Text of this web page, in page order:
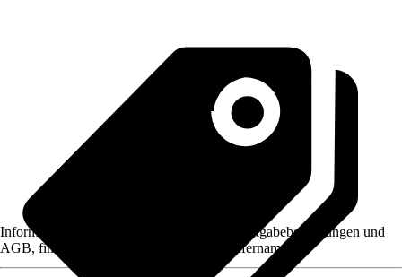
Informationen des Verkäufers, wie z. B. Rückgabebedingungen und
AGB, finden Sie bei Klick auf den Verkäufernamen.